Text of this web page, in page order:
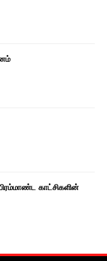
பிரம்மாண்ட காட்சிகளின்